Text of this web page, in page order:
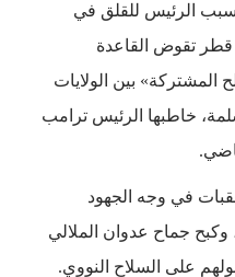
الرئيس للقلق في
قطر تقوض القاعدة
المشتركة» بين الولايات
مسلمة، خاطبها الرئيس ترامب
في وجه الجهود
وكبح جماح عدوان الملالي
على السلاح النووي.